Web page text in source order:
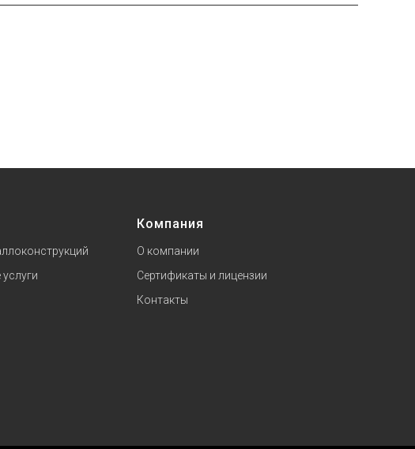
Компания
О компании
Сертификаты и лицензии
Контакты